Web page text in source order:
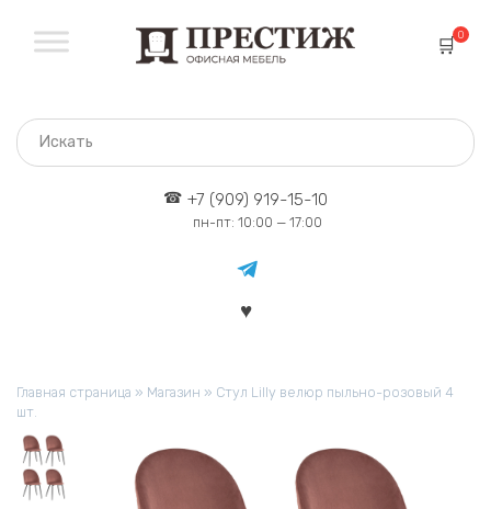
содержанию
0
+7 (909) 919-15-10
пн-пт: 10:00 — 17:00
Главная страница » Магазин » Стул Lilly велюр пыльно-розовый 4
шт.